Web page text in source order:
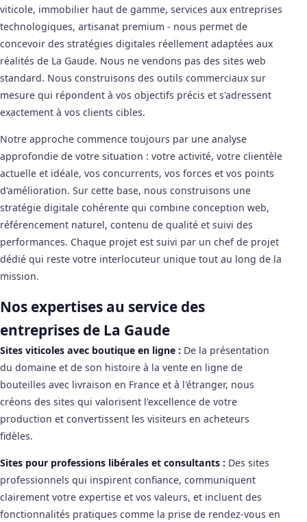
viticole, immobilier haut de gamme, services aux entreprises
technologiques, artisanat premium - nous permet de
concevoir des stratégies digitales réellement adaptées aux
réalités de La Gaude. Nous ne vendons pas des sites web
standard. Nous construisons des outils commerciaux sur
mesure qui répondent à vos objectifs précis et s'adressent
exactement à vos clients cibles.
Notre approche commence toujours par une analyse
approfondie de votre situation : votre activité, votre clientèle
actuelle et idéale, vos concurrents, vos forces et vos points
d'amélioration. Sur cette base, nous construisons une
stratégie digitale cohérente qui combine conception web,
référencement naturel, contenu de qualité et suivi des
performances. Chaque projet est suivi par un chef de projet
dédié qui reste votre interlocuteur unique tout au long de la
mission.
Nos expertises au service des
entreprises de La Gaude
Sites viticoles avec boutique en ligne : De la présentation
du domaine et de son histoire à la vente en ligne de
bouteilles avec livraison en France et à l'étranger, nous
créons des sites qui valorisent l'excellence de votre
production et convertissent les visiteurs en acheteurs
fidèles.
Sites pour professions libérales et consultants : Des sites
professionnels qui inspirent confiance, communiquent
clairement votre expertise et vos valeurs, et incluent des
fonctionnalités pratiques comme la prise de rendez-vous en